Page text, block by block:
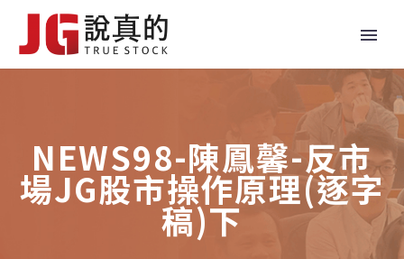
NEWS98-陳鳳馨-反市
場JG股市操作原理(逐字
稿)下